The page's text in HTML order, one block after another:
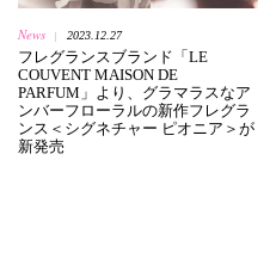
News | 2023.12.27
フレグランスブランド「LE
COUVENT MAISON DE
PARFUM」より、グラマラスなア
ンバーフローラルの新作フレグラ
ンス＜シグネチャー ピオニア＞が
新発売